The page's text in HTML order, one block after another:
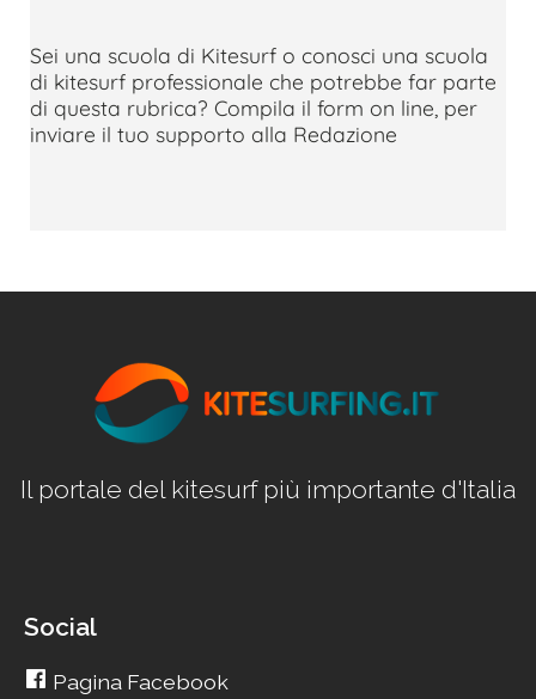
Sei una scuola di Kitesurf o conosci una scuola
di kitesurf professionale che potrebbe far parte
di questa rubrica? Compila il form on line, per
inviare il tuo supporto alla Redazione
Il portale del kitesurf più importante d'Italia
Social
Pagina Facebook